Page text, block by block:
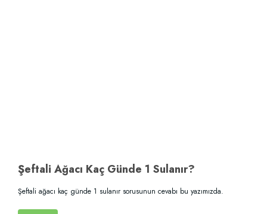
Şeftali Ağacı Kaç Günde 1 Sulanır?
Şeftali ağacı kaç günde 1 sulanır sorusunun cevabı bu yazımızda.